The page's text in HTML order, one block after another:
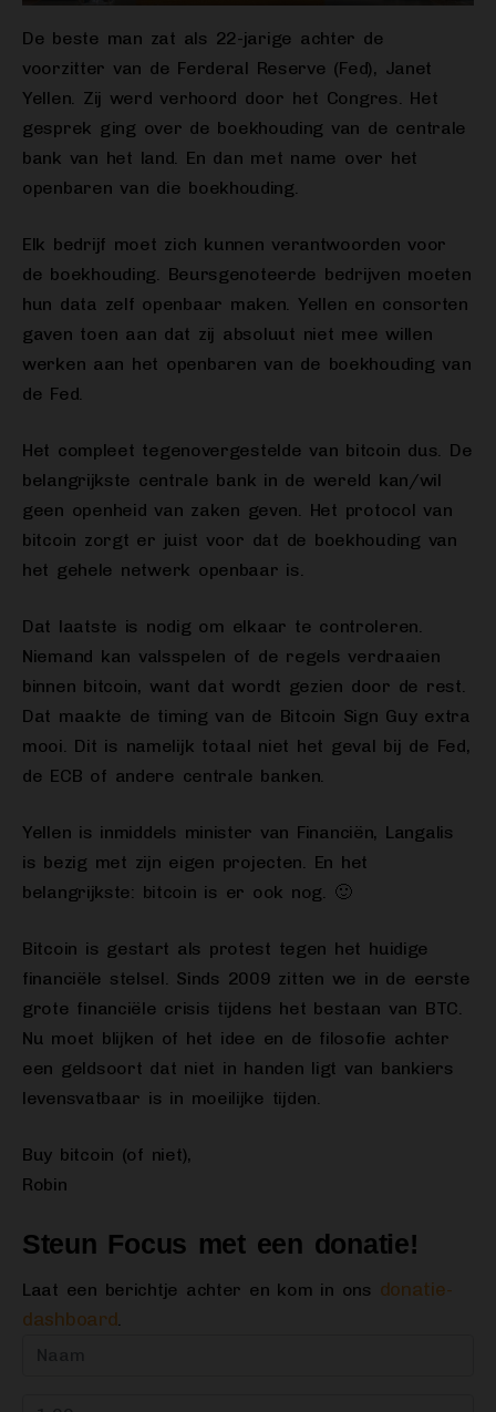
De beste man zat als 22-jarige achter de
voorzitter van de Ferderal Reserve (Fed), Janet
Yellen. Zij werd verhoord door het Congres. Het
gesprek ging over de boekhouding van de centrale
bank van het land. En dan met name over het
openbaren van die boekhouding.
Elk bedrijf moet zich kunnen verantwoorden voor
de boekhouding. Beursgenoteerde bedrijven moeten
hun data zelf openbaar maken. Yellen en consorten
gaven toen aan dat zij absoluut niet mee willen
werken aan het openbaren van de boekhouding van
de Fed.
Het compleet tegenovergestelde van bitcoin dus. De
belangrijkste centrale bank in de wereld kan/wil
geen openheid van zaken geven. Het protocol van
bitcoin zorgt er juist voor dat de boekhouding van
het gehele netwerk openbaar is.
Dat laatste is nodig om elkaar te controleren.
Niemand kan valsspelen of de regels verdraaien
binnen bitcoin, want dat wordt gezien door de rest.
Dat maakte de timing van de Bitcoin Sign Guy extra
mooi. Dit is namelijk totaal niet het geval bij de Fed,
de ECB of andere centrale banken.
Yellen is inmiddels minister van Financiën, Langalis
is bezig met zijn eigen projecten. En het
belangrijkste: bitcoin is er ook nog. 🙂
Bitcoin is gestart als protest tegen het huidige
financiële stelsel. Sinds 2009 zitten we in de eerste
grote financiële crisis tijdens het bestaan van BTC.
Nu moet blijken of het idee en de filosofie achter
een geldsoort dat niet in handen ligt van bankiers
levensvatbaar is in moeilijke tijden.
Buy bitcoin (of niet),
Robin
Steun Focus met een donatie!
Laat een berichtje achter en kom in ons donatie-
dashboard